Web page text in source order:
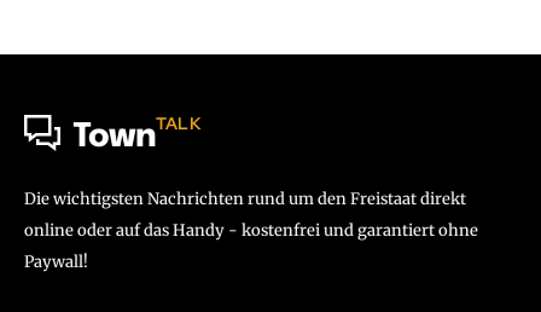
TownTALK
Die wichtigsten Nachrichten rund um den Freistaat direkt
online oder auf das Handy - kostenfrei und garantiert ohne
Paywall!